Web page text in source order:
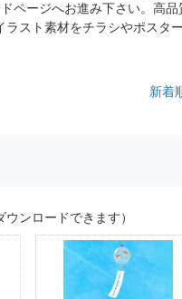
ページへお進み下さい。高
スト素材をチラシやポスタ
新着
ウンロードできます）